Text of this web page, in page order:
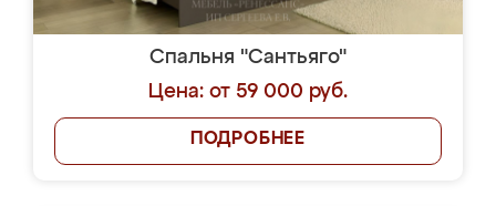
Спальня "Сантьяго"
Цена: от 59 000 руб.
ПОДРОБНЕЕ